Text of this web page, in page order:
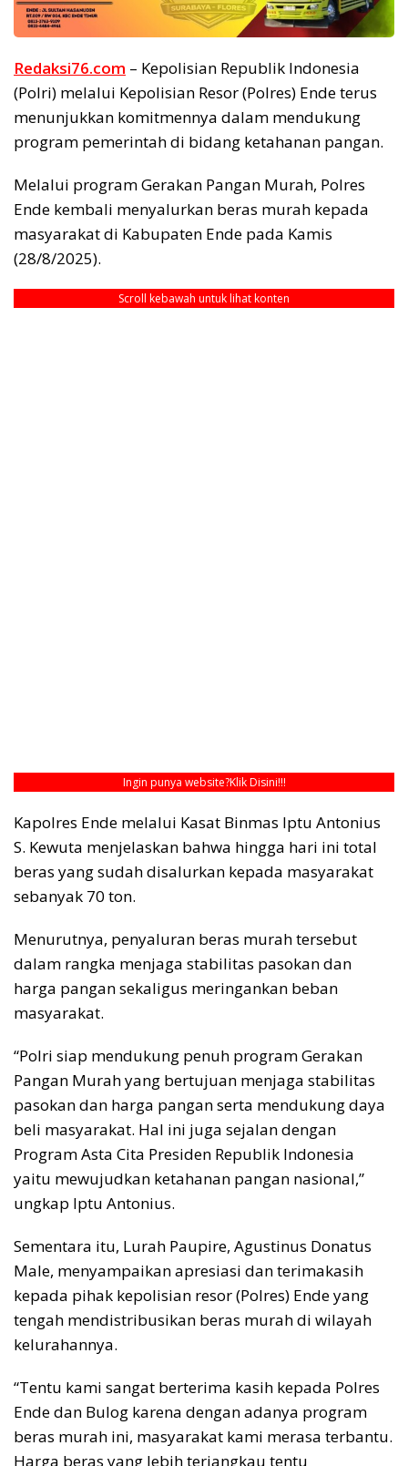
Redaksi76.com – Kepolisian Republik Indonesia
(Polri) melalui Kepolisian Resor (Polres) Ende terus
menunjukkan komitmennya dalam mendukung
program pemerintah di bidang ketahanan pangan.
Melalui program Gerakan Pangan Murah, Polres
Ende kembali menyalurkan beras murah kepada
masyarakat di Kabupaten Ende pada Kamis
(28/8/2025).
Scroll kebawah untuk lihat konten
Ingin punya website?Klik Disini!!!
Kapolres Ende melalui Kasat Binmas Iptu Antonius
S. Kewuta menjelaskan bahwa hingga hari ini total
beras yang sudah disalurkan kepada masyarakat
sebanyak 70 ton.
Menurutnya, penyaluran beras murah tersebut
dalam rangka menjaga stabilitas pasokan dan
harga pangan sekaligus meringankan beban
masyarakat.
“Polri siap mendukung penuh program Gerakan
Pangan Murah yang bertujuan menjaga stabilitas
pasokan dan harga pangan serta mendukung daya
beli masyarakat. Hal ini juga sejalan dengan
Program Asta Cita Presiden Republik Indonesia
yaitu mewujudkan ketahanan pangan nasional,”
ungkap Iptu Antonius.
Sementara itu, Lurah Paupire, Agustinus Donatus
Male, menyampaikan apresiasi dan terimakasih
kepada pihak kepolisian resor (Polres) Ende yang
tengah mendistribusikan beras murah di wilayah
kelurahannya.
“Tentu kami sangat berterima kasih kepada Polres
Ende dan Bulog karena dengan adanya program
beras murah ini, masyarakat kami merasa terbantu.
Harga beras yang lebih terjangkau tentu